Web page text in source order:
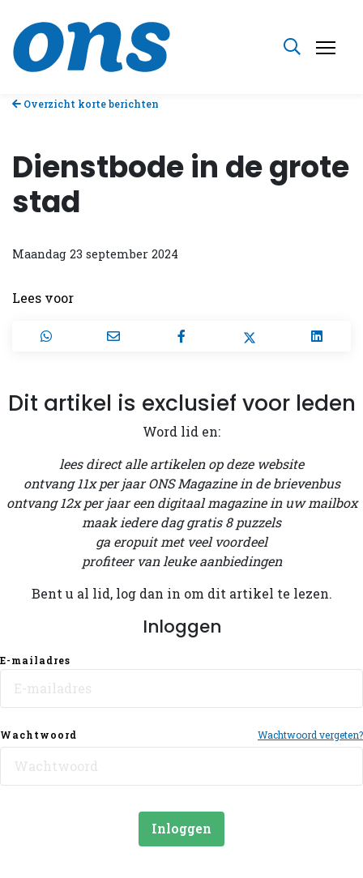
Overzicht korte berichten
Dienstbode in de grote
stad
Maandag 23 september 2024
Lees voor
Dit artikel is exclusief voor leden
Word lid en:
lees direct alle artikelen op deze website
ontvang 11x per jaar ONS Magazine in de brievenbus
ontvang 12x per jaar een digitaal magazine in uw mailbox
maak iedere dag gratis 8 puzzels
ga eropuit met veel voordeel
profiteer van leuke aanbiedingen
Bent u al lid, log dan in om dit artikel te lezen.
Inloggen
E-mailadres
Wachtwoord Wachtwoord vergeten?
Inloggen